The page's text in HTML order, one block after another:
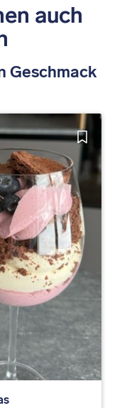
auch
Geschmack